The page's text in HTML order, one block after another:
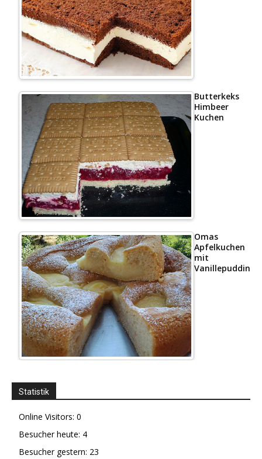
Butterkeks
Himbeer
Kuchen
Omas
Apfelkuchen
mit
Vanillepudding
Statistik
Online Visitors: 0
Besucher heute: 4
Besucher gestern: 23